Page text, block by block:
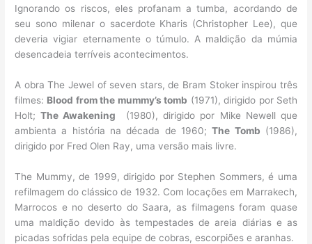
Ignorando os riscos, eles profanam a tumba, acordando de
seu sono milenar o sacerdote Kharis (Christopher Lee), que
deveria vigiar eternamente o túmulo. A maldição da múmia
desencadeia terríveis acontecimentos.
A obra The Jewel of seven stars, de Bram Stoker inspirou três
filmes: Blood from the mummy’s tomb (1971), dirigido por Seth
Holt;The Awakening (1980), dirigido por Mike Newell que
ambienta a história na década de 1960;The Tomb (1986),
dirigido por Fred Olen Ray, uma versão mais livre.
The Mummy, de 1999, dirigido por Stephen Sommers, é uma
refilmagem do clássico de 1932. Com locações em Marrakech,
Marrocos e no deserto do Saara, as filmagens foram quase
uma maldição devido às tempestades de areia diárias e as
picadas sofridas pela equipe de cobras, escorpiões e aranhas.